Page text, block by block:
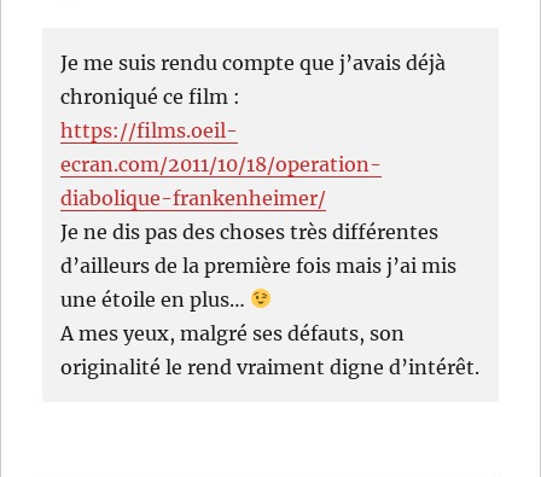
Je me suis rendu compte que j’avais déjà
chroniqué ce film :
https://films.oeil-
ecran.com/2011/10/18/operation-
diabolique-frankenheimer/
Je ne dis pas des choses très différentes
d’ailleurs de la première fois mais j’ai mis
une étoile en plus…
A mes yeux, malgré ses défauts, son
originalité le rend vraiment digne d’intérêt.